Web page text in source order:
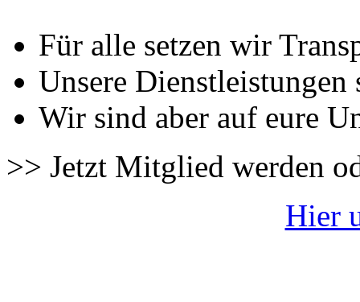
Für alle setzen wir
Unsere Dienstleistungen
Wir sind aber auf eure
>> Jetzt Mitglied werden
Hier